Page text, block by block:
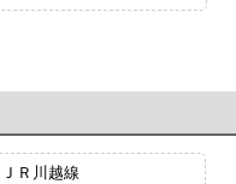
ＪＲ川越線